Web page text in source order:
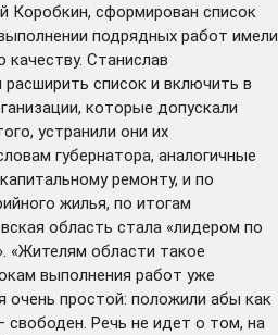
Коробкин, сформирован список
подрядных работ имели
качеству. Станислав
список и включить в
которые допускали
устранили они их
губернатора, аналогичные
ремонту, и по
жилья, по итогам
область стала «лидером по
«Жителям области такое
выполнения работ уже
очень простой: положили абы как
свободен. Речь не идет о том, на